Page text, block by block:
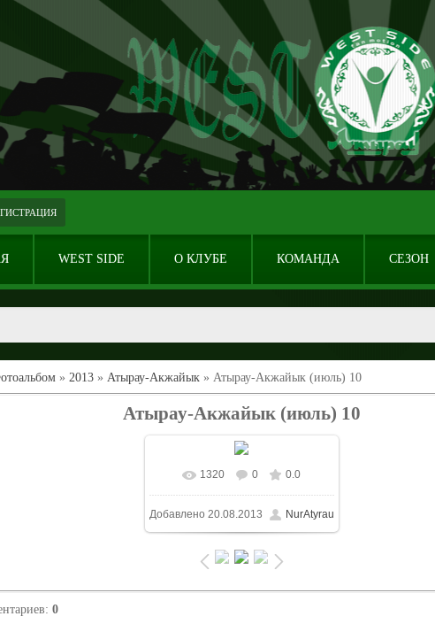
WEST SIDE О КЛУБЕ КОМАНДА СЕЗОН
» 2013 » Атырау-Акжайык » Атырау-Акжайык (июль) 10
Атырау-Акжайык (июль) 10
В реальном размере
1024x683/ 370.2Kb
1320 0 0.0
Добавлено 20.08.2013 NurAtyrau
: 0